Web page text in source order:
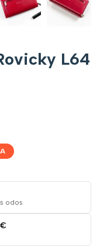
L64
odos